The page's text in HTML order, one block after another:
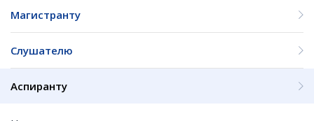
Магистранту
Слушателю
Аспиранту